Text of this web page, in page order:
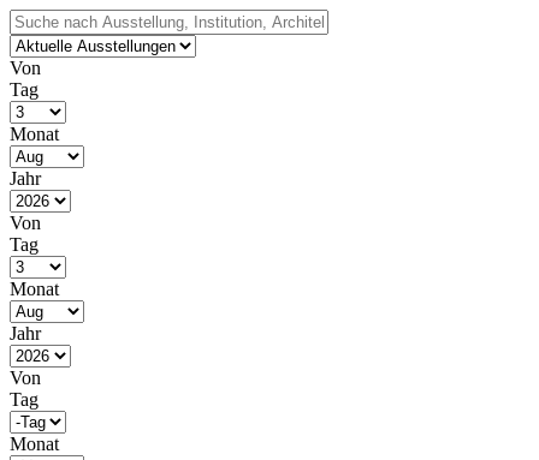
Von
Tag
Monat
Jahr
Von
Tag
Monat
Jahr
Von
Tag
Monat